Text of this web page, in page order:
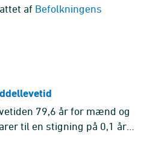
af Befolkningens
79,6 år for mænd og
til en stigning på 0,1 år
for kvinder siden seneste